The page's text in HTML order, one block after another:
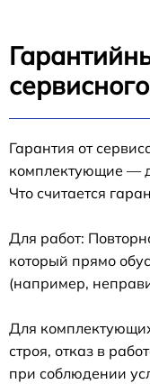
Гарантия от
комплектующие —
Что считается
Для работ:
который прямо
(например,
Для
строя, отказ в
при соблюдении